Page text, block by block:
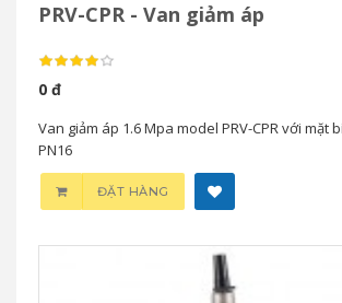
PRV-CPR - Van giảm áp
0 đ
Van giảm áp 1.6 Mpa model PRV-CPR với mặt
PN16
ĐẶT HÀNG